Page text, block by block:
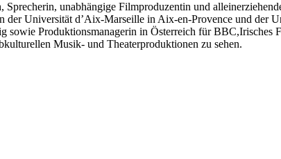
unabhängige Filmproduzentin und
Universität d’Aix‐Marseille in Aix‐en‐Provence und der
Produktionsmanagerin in Österreich für BBC,Irisches
Musik‐ und Theaterproduktionen zu sehen.